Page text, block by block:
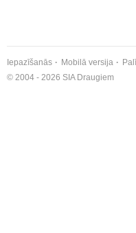
Iepazīšanās Mobilā versija
© 2004 - 2026 SIA Draugiem